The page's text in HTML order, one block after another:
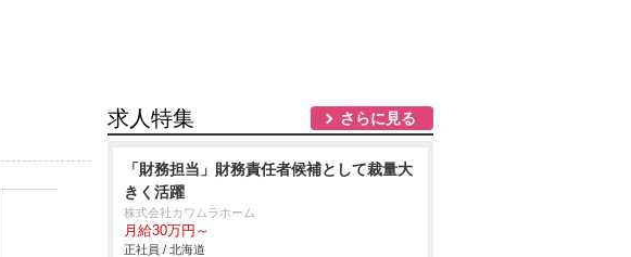
求人特集 さらに見る
「財務担当」財務責任者候補として裁量大
きく活躍
株式会社カワムラホーム
月給30万円～
正社員 / 北海道